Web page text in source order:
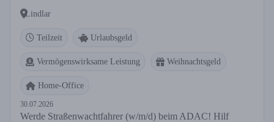
Lindlar
Teilzeit Urlaubsgeld
Vermögenswirksame Leistung Weihnachtsgeld
Home-Office
30.07.2026
Werde Straßenwachtfahrer (w/m/d) beim ADAC! Hilf